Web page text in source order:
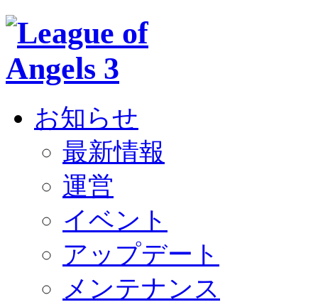
お知らせ
最新情報
運営
イベント
アップデート
メンテナンス